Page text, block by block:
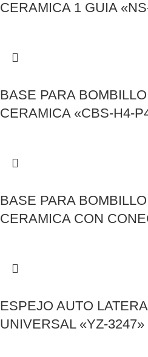
CERAMICA 1 GUIA
BASE PARA
CERAMICA «CBS-H4-
BASE PARA
CERAMICA CON
ESPEJO AUTO
UNIVERSAL «YZ-3247»